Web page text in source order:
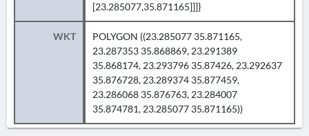
[23.285077,35.871165]]]}
WKT
POLYGON ((23.285077 35.871165,
23.287353 35.868869, 23.291389
35.868174, 23.293796 35.87426, 23.292637
35.876728, 23.289374 35.877459,
23.286068 35.876763, 23.284007
35.874781, 23.285077 35.871165))